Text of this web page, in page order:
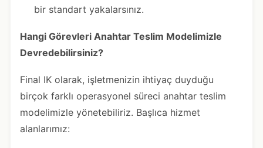
bir standart yakalarsınız.
Hangi Görevleri Anahtar Teslim Modelimizle
Devredebilirsiniz?
Final IK olarak, işletmenizin ihtiyaç duyduğu
birçok farklı operasyonel süreci anahtar teslim
modelimizle yönetebiliriz. Başlıca hizmet
alanlarımız: